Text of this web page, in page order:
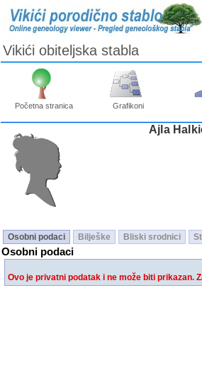
Vikići obiteljska stabla
Početna stranica Grafikoni
Ajla
Osobni podaci Bilješke Bliski srodnici
Osobni podaci
Ovo je privatni podatak i ne može biti prikazan.